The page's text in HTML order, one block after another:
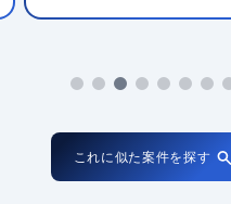
これに似た案件を探す